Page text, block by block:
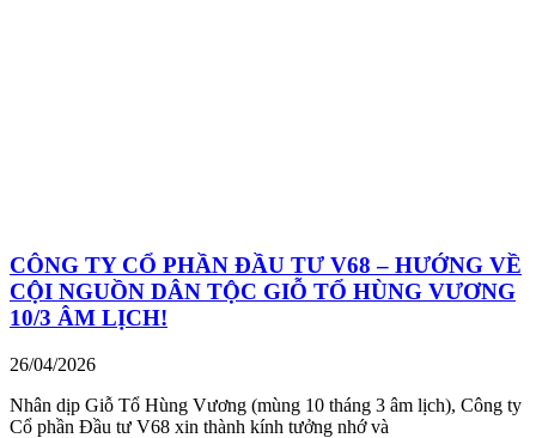
CÔNG TY CỔ PHẦN ĐẦU TƯ V68 – HƯỚNG VỀ
CỘI NGUỒN DÂN TỘC GIỖ TỔ HÙNG VƯƠNG
10/3 ÂM LỊCH!
26/04/2026
Nhân dịp Giỗ Tổ Hùng Vương (mùng 10 tháng 3 âm lịch), Công ty
Cổ phần Đầu tư V68 xin thành kính tưởng nhớ và